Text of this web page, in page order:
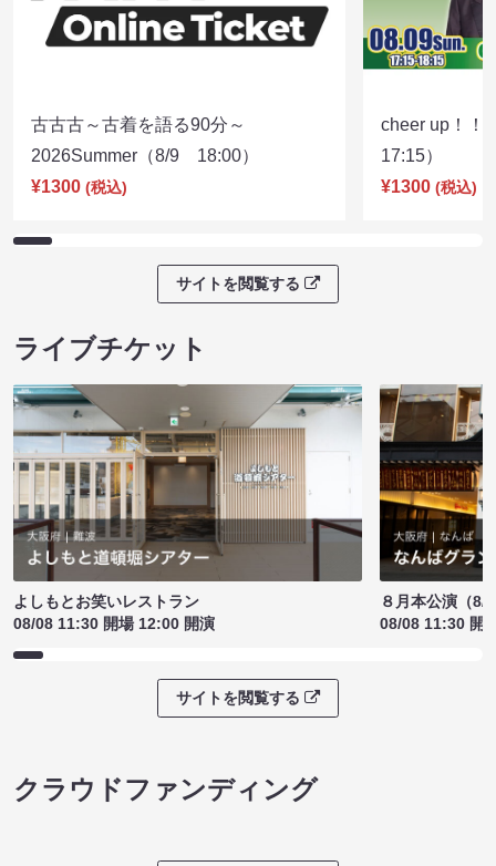
古古古～古着を語る90分～
2026Summer（8/9 18:00）
¥1300 (税込)
cheer up！
17:15）
¥1300 (税込)
サイトを閲覧する
ライブチケット
よしもとお笑いレストラン
08/08 11:30 開場 12:00 開演
８月本公演（8/
08/08 11:30 開
サイトを閲覧する
クラウドファンディング